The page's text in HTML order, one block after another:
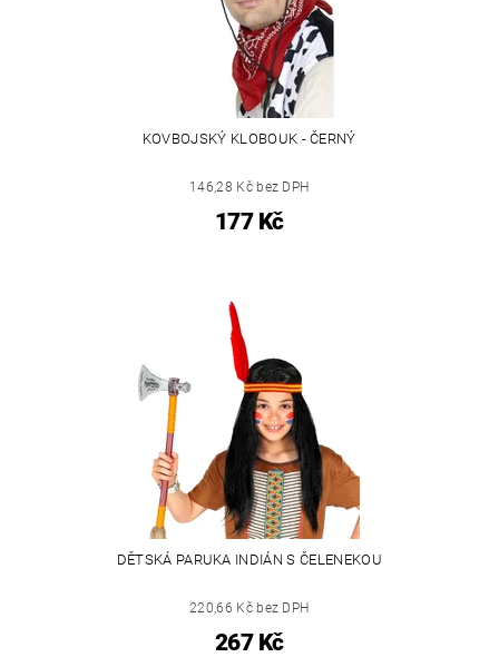
KOVBOJSKÝ KLOBOUK - ČERNÝ
146,28 Kč bez DPH
177 Kč
DĚTSKÁ PARUKA INDIÁN S ČELENEKOU
220,66 Kč bez DPH
267 Kč